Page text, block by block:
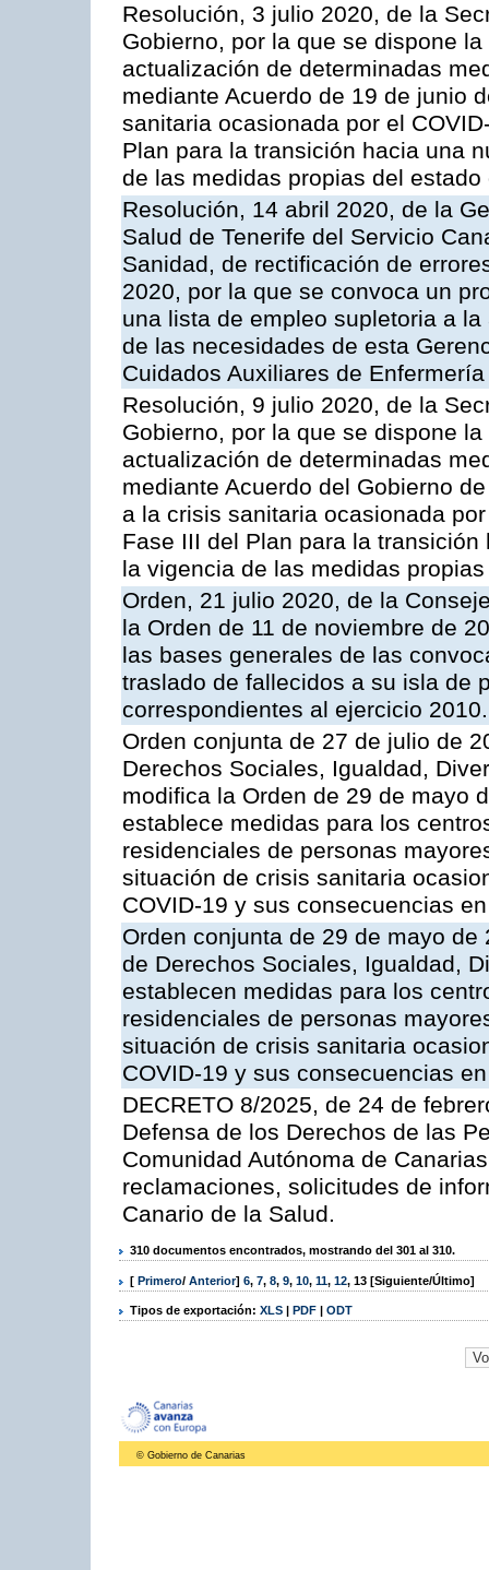
Resolución, 3 julio 2020, de la
Gobierno, por la que se dispone
actualización de determinadas
mediante Acuerdo de 19 de junio
sanitaria ocasionada por el
Plan para la transición hacia una
de las medidas propias del estado
Resolución, 14 abril 2020, de la
Salud de Tenerife del Servicio
Sanidad, de rectificación de
2020, por la que se convoca un
una lista de empleo supletoria a
de las necesidades de esta
Cuidados Auxiliares de
Resolución, 9 julio 2020, de la
Gobierno, por la que se dispone
actualización de determinadas
mediante Acuerdo del Gobierno
a la crisis sanitaria ocasionada
Fase III del Plan para la
la vigencia de las medidas
Orden, 21 julio 2020, de la
la Orden de 11 de noviembre de
las bases generales de las
traslado de fallecidos a su isla de
correspondientes al ejercicio 2010.
Orden conjunta de 27 de julio de
Derechos Sociales, Igualdad,
modifica la Orden de 29 de mayo
establece medidas para los
residenciales de personas
situación de crisis sanitaria
COVID-19 y sus consecuencias
Orden conjunta de 29 de mayo
de Derechos Sociales, Igualdad,
establecen medidas para los
residenciales de personas
situación de crisis sanitaria
COVID-19 y sus consecuencias
DECRETO 8/2025, de 24 de
Defensa de los Derechos de las
Comunidad Autónoma de
reclamaciones, solicitudes de
Canario de la Salud.
310 documentos encontrados, mostrando del 301 al 310.
[ Primero/ Anterior] 6, 7, 8, 9, 10, 11, 12, 13 [Siguiente/Último]
Tipos de exportación: XLS | PDF | ODT
© Gobierno de Canarias